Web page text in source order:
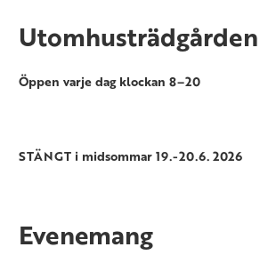
Utomhusträdgården
Öppen varje dag klockan 8–20
STÄNGT i midsommar 19.-20.6. 2026
Evenemang